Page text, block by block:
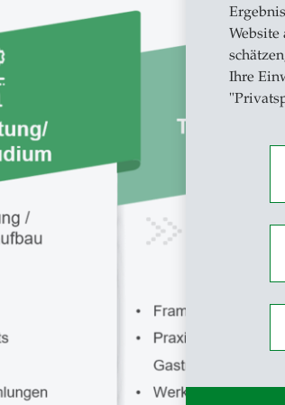
Ihre